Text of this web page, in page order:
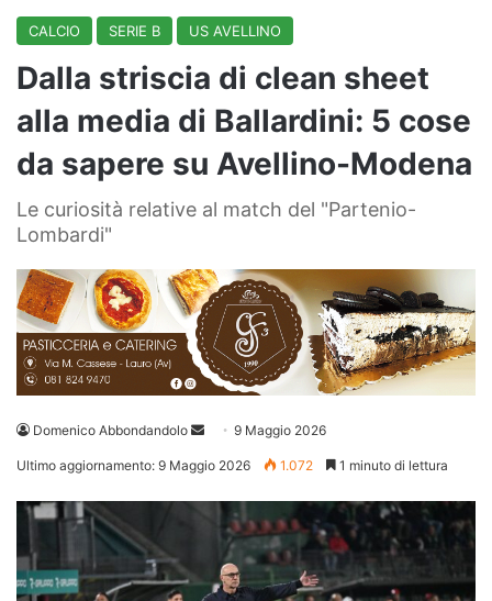
CALCIO SERIE B US AVELLINO
Dalla striscia di clean sheet
alla media di Ballardini: 5 cose
da sapere su Avellino-Modena
Le curiosità relative al match del "Partenio-
Lombardi"
Domenico Abbondandolo
Invia 9 Maggio 2026
Ultimo aggiornamento: 9 Maggio 2026 1.072 1 minuto di lettura